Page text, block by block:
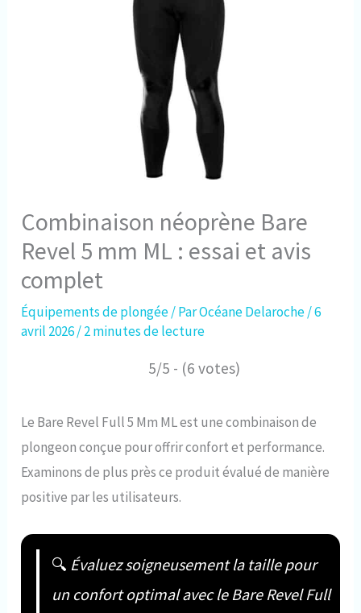
Combinaison néoprène Bare
Revel 5 mm ML : essai et avis
complet
Équipements de plongée/ ParOcéane Delaroche/6
avril 2026/2 minutes de lecture
5/5 - (6 votes)
Le Bare Revel Full 5 Mm ML est une combinaison de
plongeon conçue pour offrir confort et performance.
Examinons de plus près ce produit évalué de manière
positive par les utilisateurs.
🔍 Évaluez soigneusement la taille pour
un confort optimal avec le Bare Revel Full